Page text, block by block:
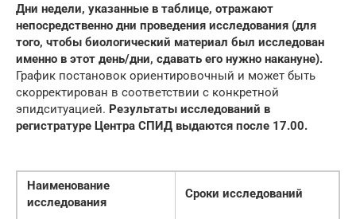
Дни недели, указанные в таблице, отражают
непосредственно дни проведения исследования (для
того, чтобы биологический материал был исследован
именно в этот день/дни, сдавать его нужно накануне).
График постановок ориентировочный и может быть
скорректирован в соответствии с конкретной
эпидситуацией. Результаты исследований в
регистратуре Центра СПИД выдаются после 17.00.
Наименование
исследования
Сроки исследований